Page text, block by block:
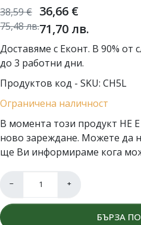
36,66 €
71,70 лв.
38,59€
75,48лв.
Доставяме с Еконт. В 90% от
до 3 работни дни.
Продуктов код - SKU CH5L
Ограничена наличност
В момента този продукт НЕ
ново зареждане. Можете да
ще Ви информираме кога
− +
БЪРЗА